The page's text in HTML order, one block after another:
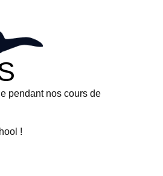
pendant nos cours de
!